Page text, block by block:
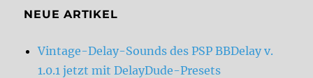
NEUE ARTIKEL
Vintage-Delay-Sounds des PSP BBDelay v.
1.0.1 jetzt mit DelayDude-Presets